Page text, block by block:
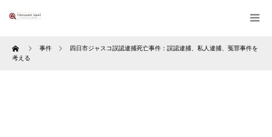
Home 事件
四日市ジャスコ誤認逮捕死亡事件：誤認逮捕、私人逮捕、冤罪事件を
考える